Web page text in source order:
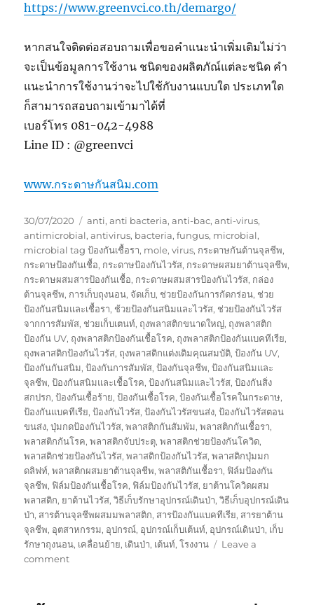
https://www.greenvci.co.th/demargo/
หากสนใจติดต่อสอบถามเพื่อขอคำแนะนำเพิ่มเติมไม่ว่า
จะเป็นข้อมูลการใช้งาน ชนิดของผลิตภัณ์แต่ละชนิด คำ
แนะนำการใช้งานว่าจะไปใช้กับงานแบบใด ประเภทใด
ก็สามารถสอบถามเข้ามาได้ที่
เบอร์โทร 081-042-4988
Line ID : @greenvci
www.กระดาษกันสนิม.com
Posted
on
30/07/2020 Tags
anti,anti bacteria,anti-bac,anti-virus,
antimicrobial,antivirus, bacteria,fungus, microbial,
microbial tag ป้องกันเชื้อรา, mole,virus, กระดาษกันต้านจุลชีพ,
กระดาษป้องกันเชื้อ, กระดาษป้องกันไวรัส, กระดาษผสมยาต้านจุลชีพ,
กระดาษผสมสารป้องกันเชื้อ, กระดาษผสมสารป้องกันไวรัส, กล่อง
ต้านจุลชีพ, การเก็บถุงนอน, จัดเก็บ, ช่วยป้องกันการกัดกร่อน, ช่วย
ป้องกันสนิมและเชื้อรา, ช้วยป้องกันสนิมและไวรัส, ช่วยป้องกันไวรัส
จากการสัมพัส, ช่วยเก็บเตนท์, ถุงพลาสติกขนาดใหญ่, ถุงพลาสติก
ป้องกัน UV, ถุงพลาสติกป้องกันเชื้อโรค, ถุงพลาสติกป้องกันแบคทีเรีย,
ถุงพลาสติกป้องกันไวรัส, ถุงพลาสติกแต่งเติมคุณสมบัติ,ป้องกัน UV,
ป้องกันกันสนิม,ป้องกันการสัมพัส,ป้องกันจุลชีพ,ป้องกันสนิมและ
จุลชีพ,ป้องกันสนิมและเชื้อโรค,ป้องกันสนิมและไวรัส,ป้องกันสิ่ง
สกปรก,ป้องกันเชื้อร้าย,ป้องกันเชื้อโรค,ป้องกันเชื้อโรคในกระดาษ,
ป้องกันแบคทีเรีย,ป้องกันไวรัส,ป้องกันไวรัสขนส่ง,ป้องกันไวรัสตอน
ขนส่ง,ปุ่มกดป้องกันไวรัส,พลาสติกกันสัมพัม,พลาสติกกันเชื้อรา,
พลาสติกกันโรค,พลาสติกจับประตุ,พลาสติกช่วยป้องกันโควิด,
พลาสติกช่วยป้องกันไวรัส,พลาสติกป้องกันไวรัส,พลาสติกปุ่มมก
ดลิฟท์,พลาสติกผสมยาต้านจุลชีพ,พลาสติกันเชื้อรา, ฟิล์มป้องกัน
จุลชีพ, ฟิล์มป้องกันเชื้อโรค, ฟิล์มป้องกันไวรัส, ยาต้านโควิดผสม
พลาสติก, ยาต้านไวรัส,วิธีเก็บรักษาอุปกรณ์เดินป่า,วิธีเก็บอุปกรณ์เดิน
ป่า, สารต้านจุลชีพผสมมพลาสติก, สารป้องกันแบคทีเรีย, สารยาต้าน
จุลชีพ, อุตสาหกรรม, อุปกรณ์, อุปกรณ์เก็บเต้นท์, อุปกรณ์เดินป่า, เก็บ
รักษาถุงนอน, เคลื่อนย้าย, เดินป่า, เต้นท์,โรงงาน
Leave a
commenton